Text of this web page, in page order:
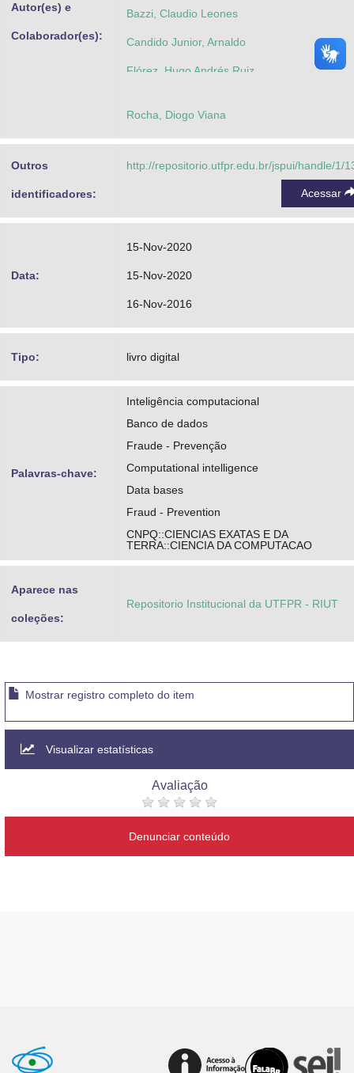
Autor(es) e
Colaborador(es):
Bazzi, Claudio Leones
Candido Junior, Arnaldo
Flórez, Hugo Andrés Ruiz
Rocha, Diogo Viana
Outros
identificadores:
http://repositorio.utfpr.edu.br/jspui/handle/1/
Acessar
Data:
15-Nov-2020
15-Nov-2020
16-Nov-2016
Tipo: livro digital
Palavras-chave:
Inteligência computacional
Banco de dados
Fraude - Prevenção
Computational intelligence
Data bases
Fraud - Prevention
CNPQ::CIENCIAS EXATAS E DA
TERRA::CIENCIA DA COMPUTACAO
Aparece nas
coleções:
Repositorio Institucional da UTFPR - RIUT
Mostrar registro completo do item
Visualizar estatísticas
Avaliação
Denunciar conteúdo